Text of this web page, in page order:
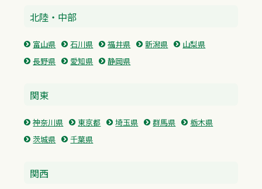
北陸・中部
富山県 石川県 福井県 新潟県
山梨県
長野県
愛知県 静岡県
関東
神奈川県 東京都 埼玉県 群馬県
栃木県
茨城県
千葉県
関西